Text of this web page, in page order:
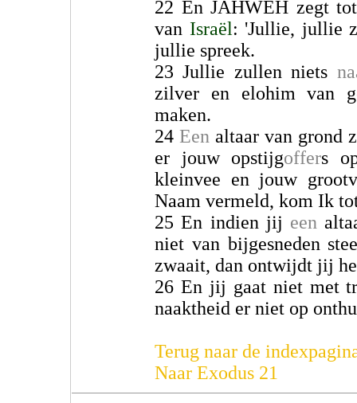
22 En JAHWEH zegt
van Israël: 'Jullie, jullie
jullie spreek.
23 Jullie zullen niets
zilver en elohim van
maken.
24Een altaar van grond
er jouw opstijgoffers
kleinvee en jouw
Naam vermeld, kom Ik
25 En indien jij een
niet van bijgesneden
zwaait, dan ontwijdt jij
26 En jij gaat niet met
naaktheid er niet op
Terug naar de
Naar Exodus 21